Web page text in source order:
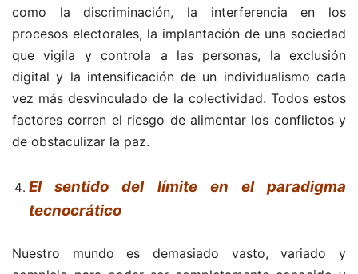
como la discriminación, la interferencia en los
procesos electorales, la implantación de una sociedad
que vigila y controla a las personas, la exclusión
digital y la intensificación de un individualismo cada
vez más desvinculado de la colectividad. Todos estos
factores corren el riesgo de alimentar los conflictos y
de obstaculizar la paz.
El sentido del límite en el paradigma
tecnocrático
Nuestro mundo es demasiado vasto, variado y